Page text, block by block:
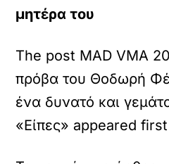
μητέρα του
The post MAD VMA
πρόβα του Θοδωρή
ένα δυνατό και
«Είπες» appeared